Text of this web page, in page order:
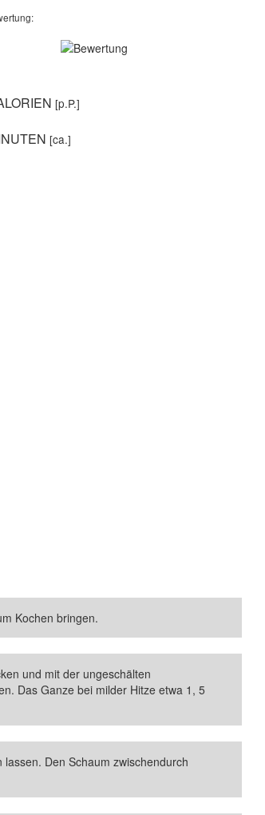
[p.P.]
[ca.]
Kochen bringen.
und mit der ungeschälten
Das Ganze bei milder Hitze etwa 1, 5
Den Schaum zwischendurch